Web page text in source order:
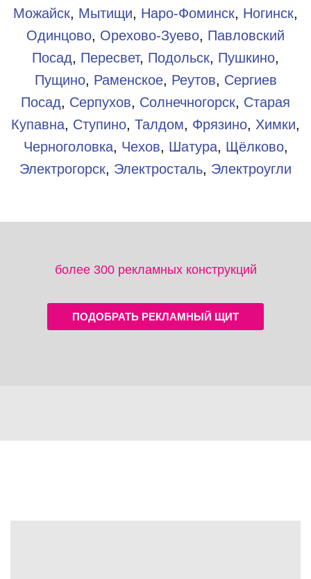
Можайск, Мытищи, Наро-Фоминск, Ногинск,
Одинцово, Орехово-Зуево, Павловский
Посад, Пересвет, Подольск, Пушкино,
Пущино, Раменское, Реутов, Сергиев
Посад, Серпухов, Солнечногорск, Старая
Купавна, Ступино, Талдом, Фрязино, Химки,
Черноголовка, Чехов, Шатура, Щёлково,
Электрогорск, Электросталь, Электроугли
более 300 рекламных конструкций
ПОДОБРАТЬ РЕКЛАМНЫЙ ЩИТ